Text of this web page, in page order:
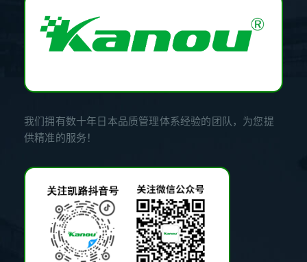
我们拥有数十年日本品质管理体系经验的团队，为您提
供精准的服务！